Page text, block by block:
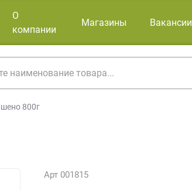
О
компании
Магазины Вакансии
800г
Арт 001815